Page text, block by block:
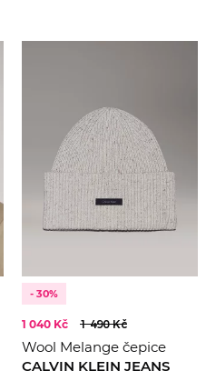
- 30%
1 040 Kč 1 490 Kč
Wool Melange čepice
CALVIN KLEIN JEANS